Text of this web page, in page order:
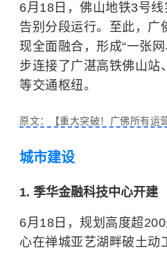
6月18日，佛山地铁3号线
告别分段运行。至此，广
现全面融合，形成“一张
步连接了广湛高铁佛山站
等交通枢纽。
原文：【重大突破！广佛所有运
城市建设
1. 季华金融科技中心开建
6月18日，规划高度超
心在禅城亚艺湖畔破土动